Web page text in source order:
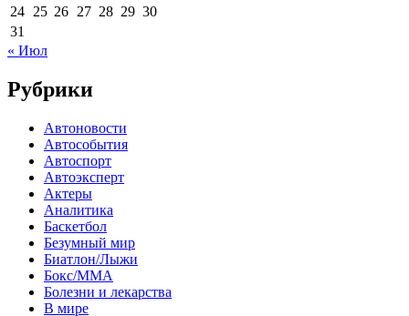
24 25 26 27 28 29 30
31
« Июл
Рубрики
Автоновости
Автособытия
Автоспорт
Автоэксперт
Актеры
Аналитика
Баскетбол
Безумный мир
Биатлон/Лыжи
Бокс/MMA
Болезни и лекарства
В мире